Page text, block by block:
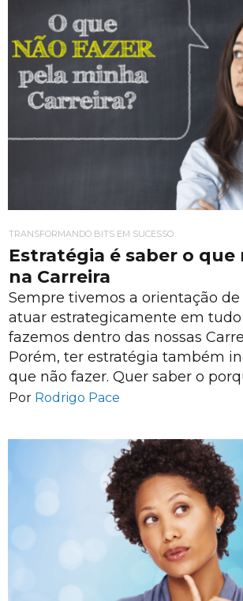
TRANSFORMANDO BITS EM SUCESSO
Estratégia é saber o que
na Carreira
Sempre tivemos a orientação
atuar estrategicamente em
fazemos dentro das nossas
Porém, ter estratégia também
que não fazer. Quer saber o
Por Rodrigo Pace